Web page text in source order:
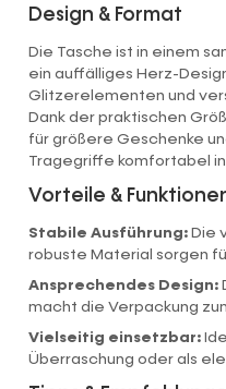
Design & Format
Die Tasche ist in einem
ein auffälliges Herz-
Glitzerelementen und
Dank der praktischen
für größere Geschenke
Tragegriffe komfortabel
Vorteile &
Stabile Ausführung: Die
robuste Material sorgen
Ansprechendes Design:
macht die Verpackung
Vielseitig einsetzbar:
Überraschung oder als